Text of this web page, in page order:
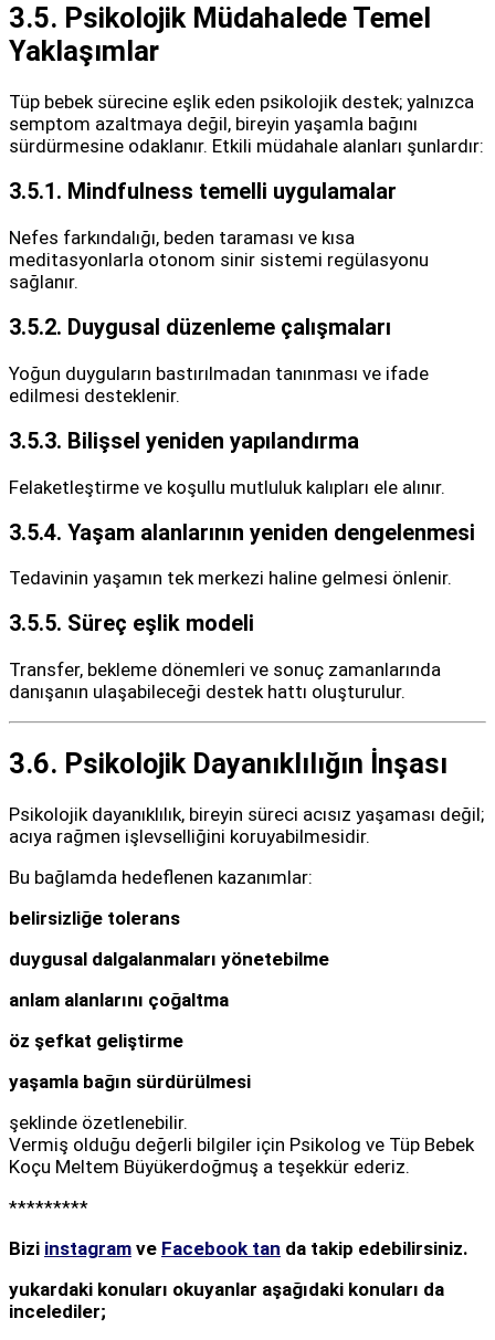
3.5. Psikolojik Müdahalede Temel
Yaklaşımlar
Tüp bebek sürecine eşlik eden psikolojik destek; yalnızca
semptom azaltmaya değil, bireyin yaşamla bağını
sürdürmesine odaklanır. Etkili müdahale alanları şunlardır:
3.5.1. Mindfulness temelli uygulamalar
Nefes farkındalığı, beden taraması ve kısa
meditasyonlarla otonom sinir sistemi regülasyonu
sağlanır.
3.5.2. Duygusal düzenleme çalışmaları
Yoğun duyguların bastırılmadan tanınması ve ifade
edilmesi desteklenir.
3.5.3. Bilişsel yeniden yapılandırma
Felaketleştirme ve koşullu mutluluk kalıpları ele alınır.
3.5.4. Yaşam alanlarının yeniden dengelenmesi
Tedavinin yaşamın tek merkezi haline gelmesi önlenir.
3.5.5. Süreç eşlik modeli
Transfer, bekleme dönemleri ve sonuç zamanlarında
danışanın ulaşabileceği destek hattı oluşturulur.
3.6. Psikolojik Dayanıklılığın İnşası
Psikolojik dayanıklılık, bireyin süreci acısız yaşaması değil;
acıya rağmen işlevselliğini koruyabilmesidir.
Bu bağlamda hedeflenen kazanımlar:
belirsizliğe tolerans
duygusal dalgalanmaları yönetebilme
anlam alanlarını çoğaltma
öz şefkat geliştirme
yaşamla bağın sürdürülmesi
şeklinde özetlenebilir.
Vermiş olduğu değerli bilgiler için Psikolog ve Tüp Bebek
Koçu Meltem Büyükerdoğmuş a teşekkür ederiz.
*********
Bizi instagram ve Facebook tan da takip edebilirsiniz.
yukardaki konuları okuyanlar aşağıdaki konuları da
incelediler;